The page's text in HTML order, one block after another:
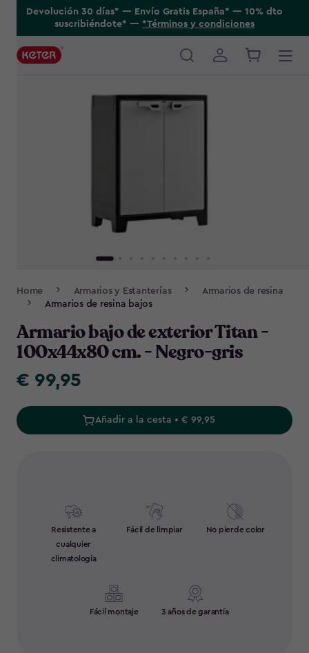
Devolución 30 días* ---- Envío Gratis España* ---- 10% dto
suscribiéndote* ---- *Términos y condiciones
Main
Navigation
Home Armarios y Estanterías
Armarios de resina
Armarios de resina bajos
Armario bajo de exterior Titan -
100x44x80 cm. - Negro-gris
€
€ 99,95
Añadir a la cesta • € 99,95
Resistente a
cualquier
climatología
Fácil de limpiar No pierde color
Fácil montaje 3 años de garantía